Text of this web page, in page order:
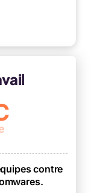
contre